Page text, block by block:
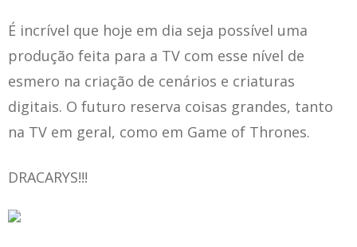
É incrível que hoje em dia seja possível uma
produção feita para a TV com esse nível de
esmero na criação de cenários e criaturas
digitais. O futuro reserva coisas grandes, tanto
na TV em geral, como em Game of Thrones.
DRACARYS!!!